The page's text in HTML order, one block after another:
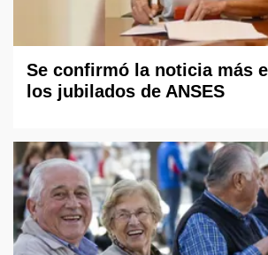
Se confirmó la noticia más
los jubilados de ANSES